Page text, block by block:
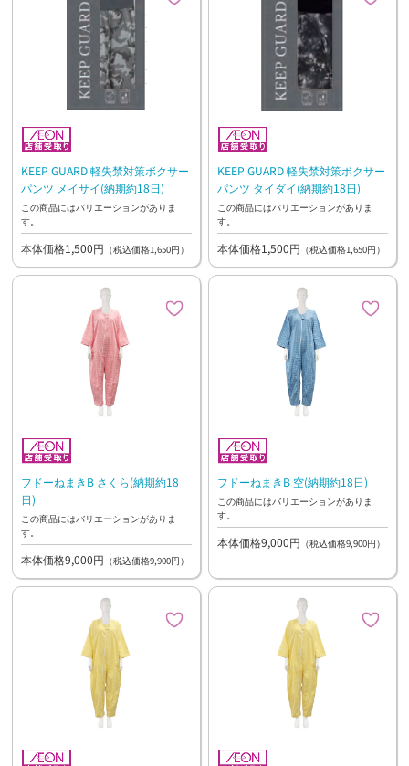
KEEP GUARD 軽失禁対策ボクサー
パンツ メイサイ(納期約18日)
この商品にはバリエーションがありま
す。
本体価格1,500円 （税込価格1,650円）
KEEP GUARD 軽失禁対策ボクサー
パンツ タイダイ(納期約18日)
この商品にはバリエーションがありま
す。
本体価格1,500円 （税込価格1,650円）
フドーねまきB さくら(納期約18
日)
この商品にはバリエーションがありま
す。
本体価格9,000円 （税込価格9,900円）
フドーねまきB 空(納期約18日)
この商品にはバリエーションがありま
す。
本体価格9,000円 （税込価格9,900円）